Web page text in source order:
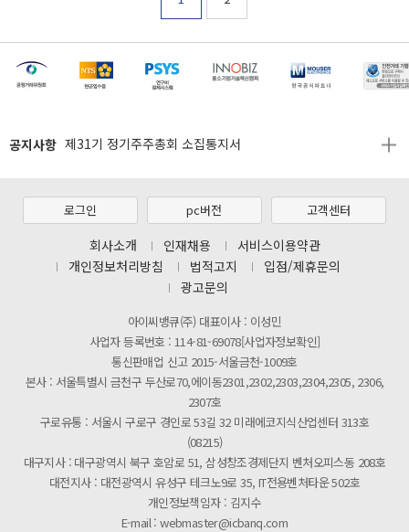
공지사항
[마일리지 적립 및 사용 정책 개편 안내]
제31기 정기주주총회 소집통지서
[2026년 8월 신용카드 무이자 행사 안내]
[마일리지 적립 및 사용 정책 개편 안내]
로그인 pc버전 고객센터
회사소개 인재채용
서비스이용약관
개인정보처리방침
법적고지
입점/제휴문의
광고문의
아이씨뱅큐(주) 대표이사 : 이성민
사업자 등록번호 : 114-81-69078[사업자정보확인]
통신판매업 신고 2015-서울금천-1009호
본사 : 서울특별시 금천구 두산로70,에이동2301,2302,2303,2304,2305, 2306,
2307호
구로유통 : 서울시 구로구 경인로 53길 32 미래에코지식산업센터 313호
(08215)
대구지사 : 대구광역시 북구 호암로 51, 삼성창조경제단지 벤처오피스동 208호
대전지사 : 대전광역시 유성구 테크노9로 35, IT전용벤처타운 502호
개인정보책임자 : 김지수
E-mail : webmaster@icbanq.com